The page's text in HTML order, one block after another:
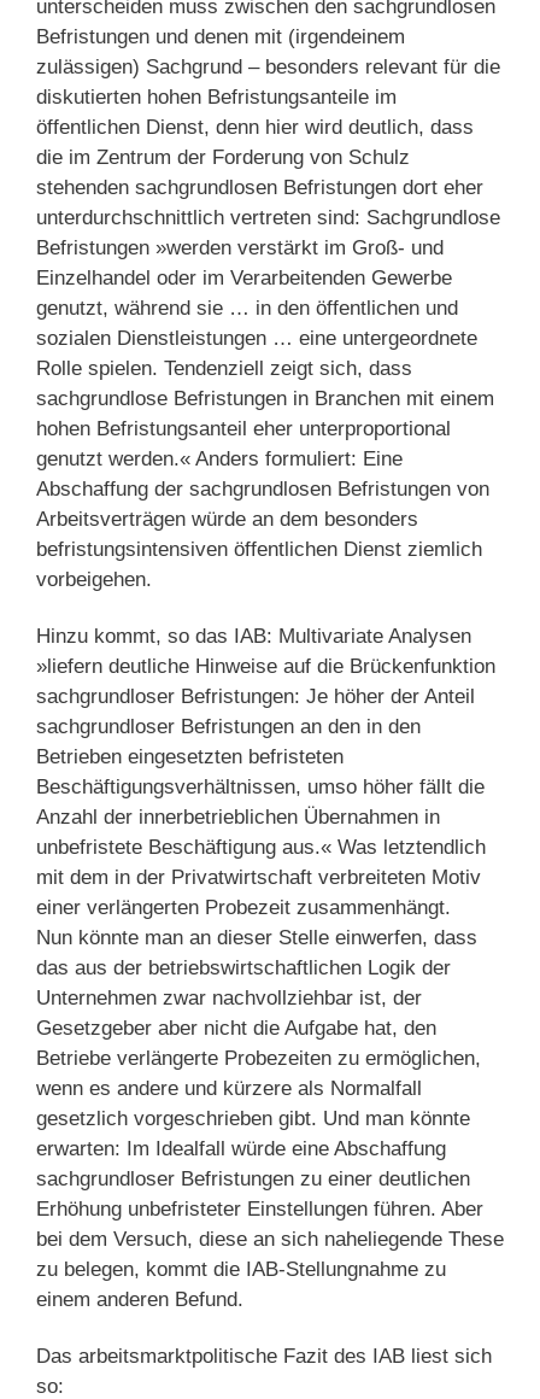
unterscheiden muss zwischen den sachgrundlosen
Befristungen und denen mit (irgendeinem
zulässigen) Sachgrund – besonders relevant für die
diskutierten hohen Befristungsanteile im
öffentlichen Dienst, denn hier wird deutlich, dass
die im Zentrum der Forderung von Schulz
stehenden sachgrundlosen Befristungen dort eher
unterdurchschnittlich vertreten sind: Sachgrundlose
Befristungen »werden verstärkt im Groß- und
Einzelhandel oder im Verarbeitenden Gewerbe
genutzt, während sie … in den öffentlichen und
sozialen Dienstleistungen … eine untergeordnete
Rolle spielen. Tendenziell zeigt sich, dass
sachgrundlose Befristungen in Branchen mit einem
hohen Befristungsanteil eher unterproportional
genutzt werden.« Anders formuliert: Eine
Abschaffung der sachgrundlosen Befristungen von
Arbeitsverträgen würde an dem besonders
befristungsintensiven öffentlichen Dienst ziemlich
vorbeigehen.
Hinzu kommt, so das IAB: Multivariate Analysen
»liefern deutliche Hinweise auf die Brückenfunktion
sachgrundloser Befristungen: Je höher der Anteil
sachgrundloser Befristungen an den in den
Betrieben eingesetzten befristeten
Beschäftigungsverhältnissen, umso höher fällt die
Anzahl der innerbetrieblichen Übernahmen in
unbefristete Beschäftigung aus.« Was letztendlich
mit dem in der Privatwirtschaft verbreiteten Motiv
einer verlängerten Probezeit zusammenhängt.
Nun könnte man an dieser Stelle einwerfen, dass
das aus der betriebswirtschaftlichen Logik der
Unternehmen zwar nachvollziehbar ist, der
Gesetzgeber aber nicht die Aufgabe hat, den
Betriebe verlängerte Probezeiten zu ermöglichen,
wenn es andere und kürzere als Normalfall
gesetzlich vorgeschrieben gibt. Und man könnte
erwarten: Im Idealfall würde eine Abschaffung
sachgrundloser Befristungen zu einer deutlichen
Erhöhung unbefristeter Einstellungen führen. Aber
bei dem Versuch, diese an sich naheliegende These
zu belegen, kommt die IAB-Stellungnahme zu
einem anderen Befund.
Das arbeitsmarktpolitische Fazit des IAB liest sich
so: